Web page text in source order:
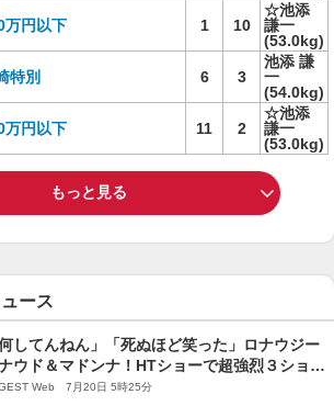
万円以下 1 10
☆池添
謙一
(53.0kg)
特別 6 3
池添 謙
一
(54.0kg)
万円以下 11 2
☆池添
謙一
(53.0kg)
もっと見る
ース
何してんねん」「死ぬほど笑った」ロナウジー
ウド＆マドンナ！HTショーで超強烈３ショッ
W杯決勝】
Web 7月20日 5時25分